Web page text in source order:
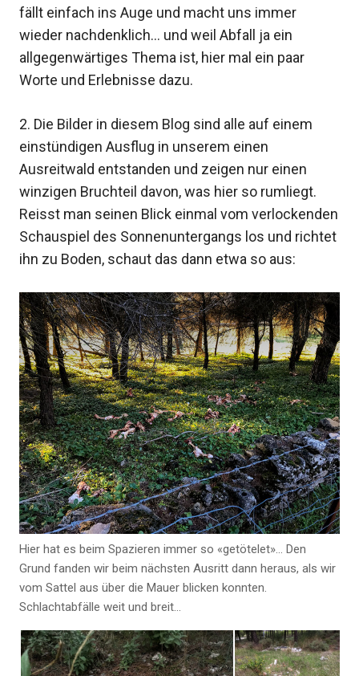
fällt einfach ins Auge und macht uns immer
wieder nachdenklich… und weil Abfall ja ein
allgegenwärtiges Thema ist, hier mal ein paar
Worte und Erlebnisse dazu.
2. Die Bilder in diesem Blog sind alle auf einem
einstündigen Ausflug in unserem einen
Ausreitwald entstanden und zeigen nur einen
winzigen Bruchteil davon, was hier so rumliegt.
Reisst man seinen Blick einmal vom verlockenden
Schauspiel des Sonnenuntergangs los und richtet
ihn zu Boden, schaut das dann etwa so aus:
Hier hat es beim Spazieren immer so «getötelet»… Den
Grund fanden wir beim nächsten Ausritt dann heraus, als wir
vom Sattel aus über die Mauer blicken konnten.
Schlachtabfälle weit und breit…